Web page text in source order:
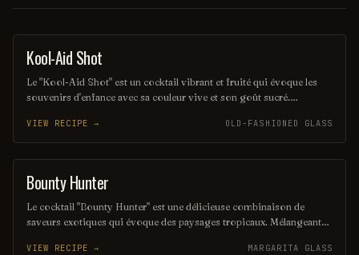
SHOT
Kool-Aid Shot
Le "Kool-Aid Shot" est un cocktail vibrant et fruité qui évoque les
souvenirs d'enfance avec sa couleur vive et son goût sucré.
Aid, ce shot rafraîchissant est parfait pour les fêtes et les soirées
entre amis. Sa simplicité et son côté ludique en font un choix
populaire pour ceux qui cherchent à s'amuser.
VIEW RECIPE → OLD-FASHIONED GLASS
COCKTAIL
Bounty Hunter
Le cocktail "Bounty Hunter" est une délicieuse combinaison de
saveurs exotiques qui évoque des paysages tropicaux. Mélangeant
expérience rafraîchissante et envoûtante, parfaite pour les amateurs
VIEW RECIPE → MARGARITA GLASS